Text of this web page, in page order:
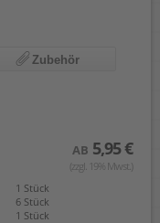
Zubehör
AB 5,95 €
(zzgl. 19% Mwst.)
1 Stück
6 Stück
1 Stück